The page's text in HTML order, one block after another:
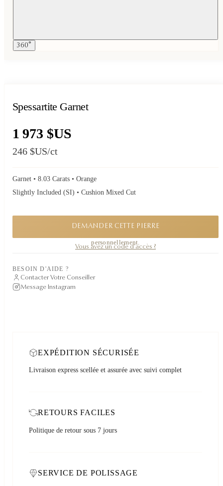
360°
Spessartite Garnet
1 973 $US
246 $US/ct
Garnet • 8.03 Carats • Orange
Slightly Included (SI) • Cushion Mixed Cut
DEMANDER CETTE PIERRE
personnellement.
Vous avez un code d'accès ?
BESOIN D'AIDE ?
Contacter Votre Conseiller
Message Instagram
EXPÉDITION SÉCURISÉE
Livraison express scellée et assurée avec suivi complet
RETOURS FACILES
Politique de retour sous 7 jours
SERVICE DE POLISSAGE